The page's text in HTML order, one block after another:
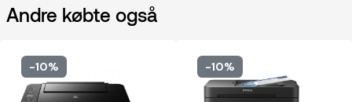
Andre købte også
-10% -10%